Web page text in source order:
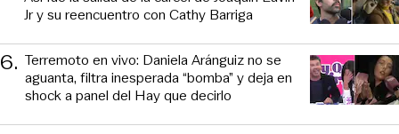
Jr y su reencuentro con Cathy Barriga
6. Terremoto en vivo: Daniela Aránguiz no se
aguanta, filtra inesperada “bomba” y deja en
shock a panel del Hay que decirlo